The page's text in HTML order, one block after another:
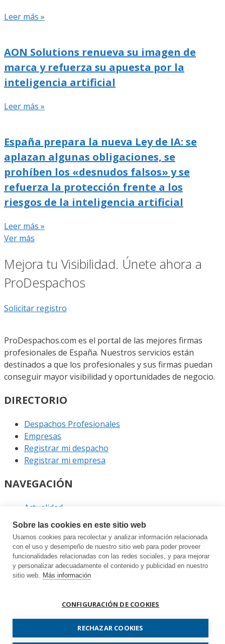
Leer más »
AON Solutions renueva su imagen de
marca y refuerza su apuesta por la
inteligencia artificial
Leer más »
España prepara la nueva Ley de IA: se
aplazan algunas obligaciones, se
prohíben los «desnudos falsos» y se
refuerza la protección frente a los
riesgos de la inteligencia artificial
Leer más »
Ver más
Mejora tu Visibilidad. Únete ahora a
ProDespachos
Solicitar registro
ProDespachos.com es el portal de las mejores firmas
profesionales de España. Nuestros servicios están
destinados a que los profesionales y sus firmas puedan
conseguir mayor visibilidad y oportunidades de negocio.
DIRECTORIO
Despachos Profesionales
Empresas
Registrar mi despacho
Registrar mi empresa
NAVEGACIÓN
Actualidad
Podcast
Entrevistas
Eventos
ENLACES
Política de privacidad
Sobre las cookies en este sitio web
Usamos cookies para recolectar y analizar información relacionada
con el uso y desempeño de nuestro sitio web para poder proveer
funcionalidades relacionadas con las redes sociales, y para mejorar
y personalizar adecuadamente el contenido y publicidad en nuestro
sitio web. Más información
CONFIGURACIÓN DE COOKIES
RECHAZAR COOKIES